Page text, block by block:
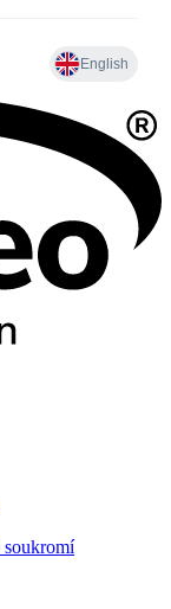
soukromí